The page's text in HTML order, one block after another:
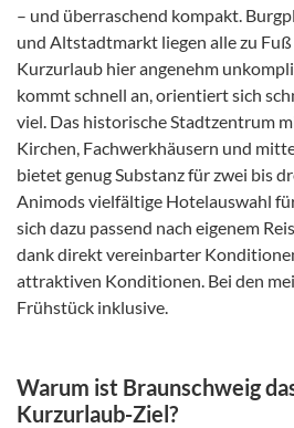
– und überraschend kompakt.
und Altstadtmarkt liegen alle zu
Kurzurlaub hier angenehm
kommt schnell an, orientiert sich
viel. Das historische Stadtzentrum
Kirchen, Fachwerkhäusern und
bietet genug Substanz für zwei bis
Animods vielfältige Hotelauswahl
sich dazu passend nach eigenem
dank direkt vereinbarter
attraktiven Konditionen. Bei den
Frühstück inklusive.
Warum ist Braunschweig
Kurzurlaub-Ziel?